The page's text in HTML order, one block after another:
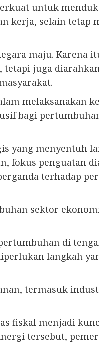
untuk
kerja, selain tetap
maju. Karena
tetapi juga
melaksanakan
bagi
yang menyentuh
fokus penguatan
terhadap
sektor
di
langkah
termasuk
fiskal menjadi
tersebut,